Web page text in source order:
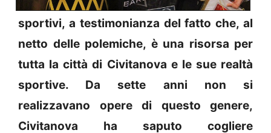
sportivi, a testimonianza del fatto che, al
netto delle polemiche, è una risorsa per
tutta la città di Civitanova e le sue realtà
sportive. Da sette anni non si
realizzavano opere di questo genere,
Civitanova ha saputo cogliere